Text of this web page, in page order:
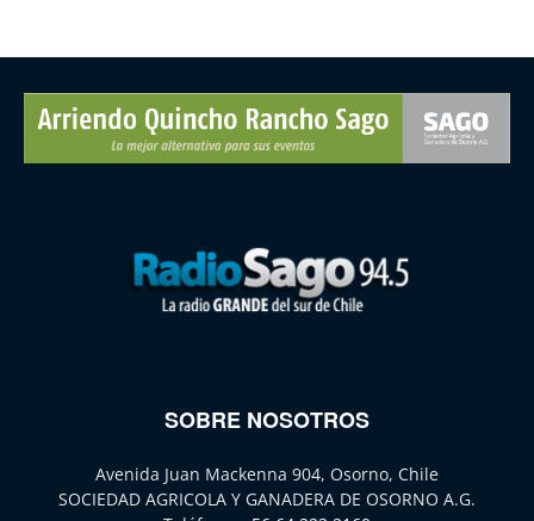
SOBRE NOSOTROS
Avenida Juan Mackenna 904, Osorno, Chile
SOCIEDAD AGRICOLA Y GANADERA DE OSORNO A.G.